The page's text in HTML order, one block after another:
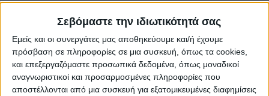
Σεβόμαστε την ιδιωτικότητά σας
Εμείς και οι συνεργάτες μας αποθηκεύουμε και/ή έχουμε
πρόσβαση σε πληροφορίες σε μια συσκευή, όπως τα cookies,
και επεξεργαζόμαστε προσωπικά δεδομένα, όπως μοναδικοί
αναγνωριστικοί και προσαρμοσμένες πληροφορίες που
αποστέλλονται από μια συσκευή για εξατομικευμένες διαφημίσεις
μεταβούν και στο υπουργείο εργασίας προκειμένου να
διαμαρτυρηθούν για τα αιτήματά τους.